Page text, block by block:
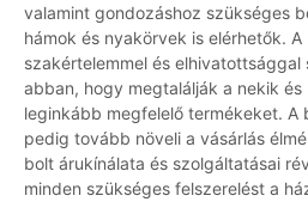
valamint gondozáshoz szükséges
hámok és nyakörvek is elérhetők.
szakértelemmel és
abban, hogy megtalálják a nekik
leginkább megfelelő termékeket. A
pedig tovább növeli a vásárlás
bolt árukínálata és szolgáltatásai
minden szükséges felszerelést a